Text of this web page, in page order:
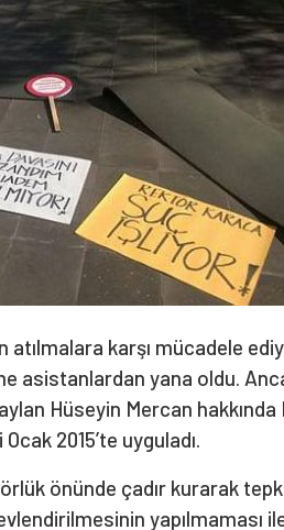
atılmalara karşı mücadele
asistanlardan yana oldu.
Hüseyin Mercan hakkında
2015’te uyguladı.
önünde çadır kurarak
yapılmaması